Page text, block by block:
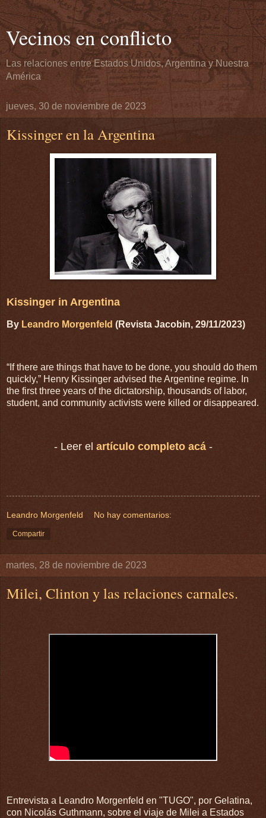
Vecinos en conflicto
Las relaciones entre Estados Unidos, Argentina y Nuestra
América
jueves, 30 de noviembre de 2023
Kissinger en la Argentina
Kissinger in Argentina
By Leandro Morgenfeld (Revista Jacobin, 29/11/2023)
“If there are things that have to be done, you should do them
quickly,” Henry Kissinger advised the Argentine regime. In
the first three years of the dictatorship, thousands of labor,
student, and community activists were killed or disappeared.
- Leer el artículo completo acá-
Leandro Morgenfeld No hay comentarios:
Compartir
martes, 28 de noviembre de 2023
Milei, Clinton y las relaciones carnales.
Entrevista a Leandro Morgenfeld en "TUGO", por Gelatina,
con Nicolás Guthmann, sobre el viaje de Milei a Estados